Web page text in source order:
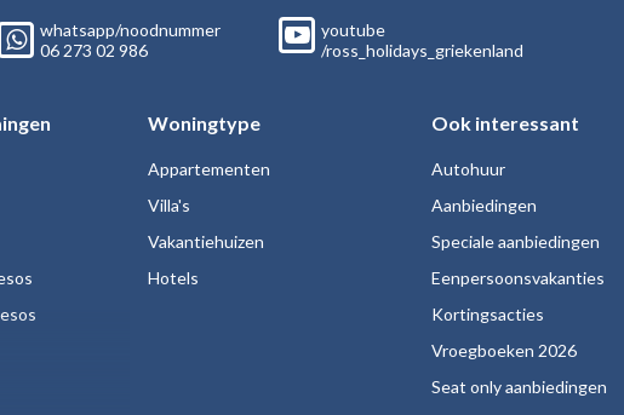
whatsapp/noodnummer
06 273 02 986
youtube
/ross_holidays_griekenland
Woningtype
Appartementen
Villa's
Vakantiehuizen
Hotels
Ook interessant
Autohuur
Aanbiedingen
Speciale aanbiedingen
Eenpersoonsvakanties
Kortingsacties
Vroegboeken 2026
Seat only aanbiedingen